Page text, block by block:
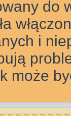
do
i
może